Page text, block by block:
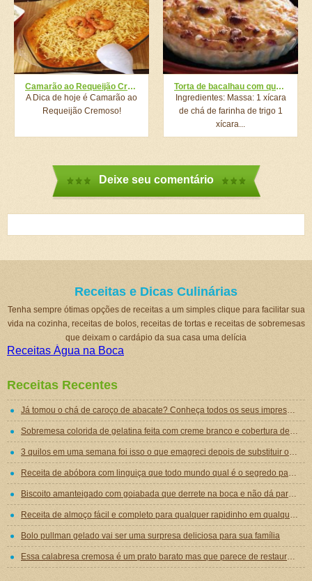
Camarão ao Requeijão Cremoso
A Dica de hoje é Camarão ao
Requeijão Cremoso!
Torta de bacalhau com queijo
Ingredientes: Massa: 1 xícara
de chá de farinha de trigo 1
xícara...
Deixe seu comentário
Receitas e Dicas Culinárias
Tenha sempre ótimas opções de receitas a um simples clique para facilitar sua
vida na cozinha, receitas de bolos, receitas de tortas e receitas de sobremesas
que deixam o cardápio da sua casa uma delícia
Receitas Água na Boca
Receitas Recentes
Já tomou o chá de caroço de abacate? Conheça todos os seus impressionantes benefícios!
Sobremesa colorida de gelatina feita com creme branco e cobertura de mousse de gelatina
3 quilos em uma semana foi isso o que emagreci depois de substituir o jantar por essa sopa emagrecedora
Receita de abóbora com linguiça que todo mundo qual é o segredo para ficar tão gostosa
Biscoito amanteigado com goiabada que derrete na boca e não dá para comer um só
Receita de almoço fácil e completo para qualquer rapidinho em qualquer dia da semana
Bolo pullman gelado vai ser uma surpresa deliciosa para sua família
Essa calabresa cremosa é um prato barato mas que parece de restaurante chique de tão gostoso